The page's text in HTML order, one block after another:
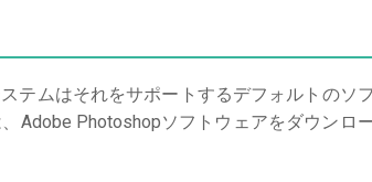
テムはそれをサポートするデフォルトのソ
Adobe Photoshopソフトウェアをダウンロ